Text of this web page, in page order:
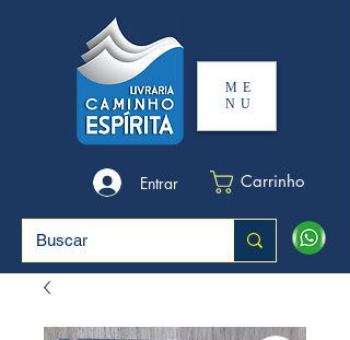
ME
NU
Entrar Carrinho